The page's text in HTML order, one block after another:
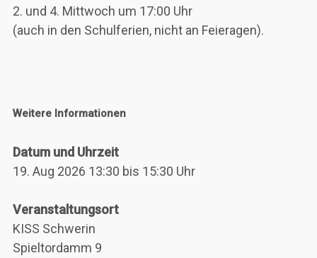
2. und 4. Mittwoch um 17:00 Uhr
(auch in den Schulferien, nicht an Feieragen).
Weitere Informationen
Datum und Uhrzeit
19. Aug 2026 13:30 bis 15:30 Uhr
Veranstaltungsort
KISS Schwerin
Spieltordamm 9